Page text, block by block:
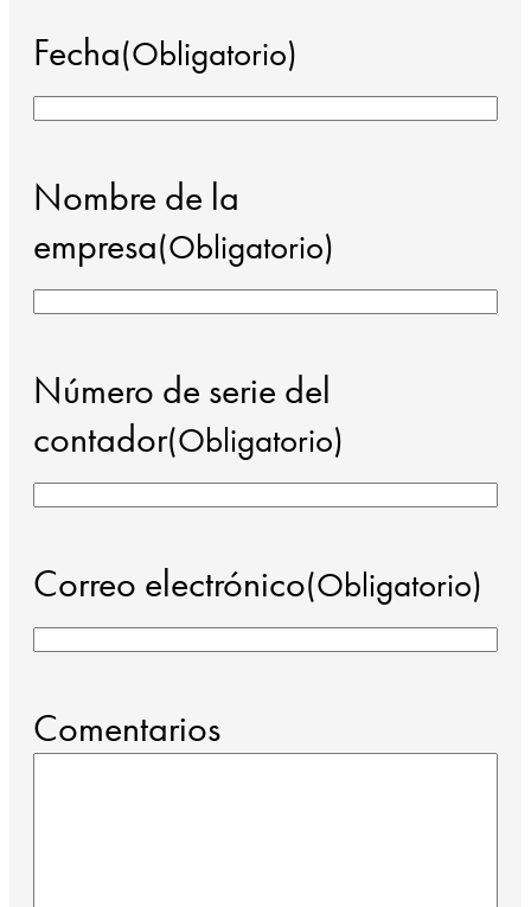
Fecha(Obligatorio)
Nombre de la
empresa(Obligatorio)
Número de serie del
contador(Obligatorio)
Correo electrónico(Obligatorio)
Comentarios